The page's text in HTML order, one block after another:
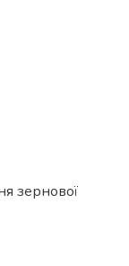
зернової